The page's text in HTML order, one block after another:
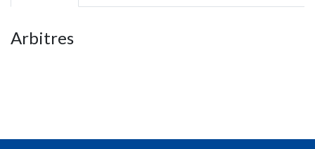
Arbitres